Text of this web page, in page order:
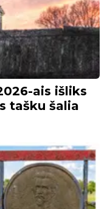
ais išliks
tašku šalia